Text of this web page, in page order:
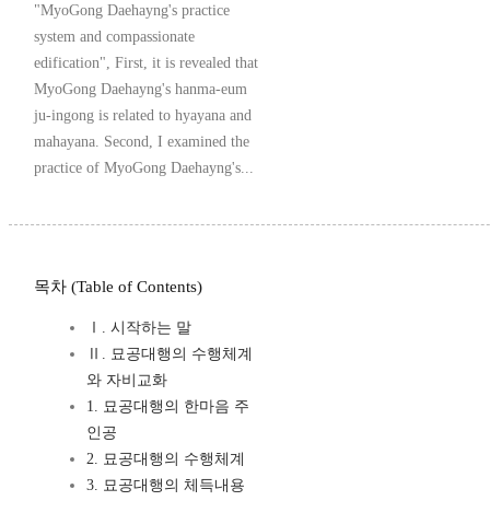
"MyoGong Daehayng's practice
system and compassionate
edification", First, it is revealed that
MyoGong Daehayng's hanma-eum
ju-ingong is related to hyayana and
mahayana. Second, I examined the
practice of MyoGong Daehayng's...
목차 (Table of Contents)
Ⅰ. 시작하는 말
Ⅱ. 묘공대행의 수행체계
와 자비교화
1. 묘공대행의 한마음 주
인공
2. 묘공대행의 수행체계
3. 묘공대행의 체득내용